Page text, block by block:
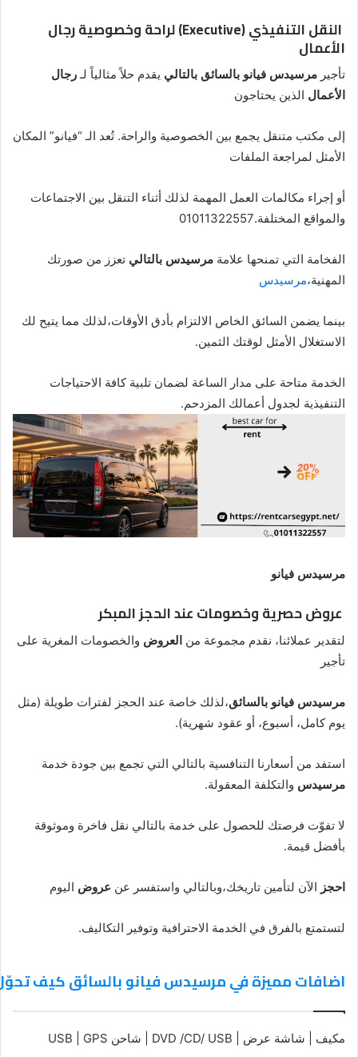
النقل التنفيذي (Executive) لراحة وخصوصية رجال
الأعمال
تأجير مرسيدس فيانو بالسائق بالتالي يقدم حلاً مثالياً لـرجال
الأعمال الذين يحتاجون
إلى مكتب متنقل يجمع بين الخصوصية والراحة. تُعد الـ “فيانو” المكان
الأمثل لمراجعة الملفات
أو إجراء مكالمات العمل المهمة لذلك أثناء التنقل بين الاجتماعات
والمواقع المختلفة.01011322557
الفخامة التي تمنحها علامة مرسيدس بالتالي تعزز من صورتك
المهنية،مرسيدس
بينما يضمن السائق الخاص الالتزام بأدق الأوقات،لذلك مما يتيح لك
الاستغلال الأمثل لوقتك الثمين.
الخدمة متاحة على مدار الساعة لضمان تلبية كافة الاحتياجات
التنفيذية لجدول أعمالك المزدحم.
مرسيدس فيانو
عروض حصرية وخصومات عند الحجز المبكر
لتقدير عملائنا، نقدم مجموعة من العروض والخصومات المغرية على
تأجير
مرسيدس فيانو بالسائق،لذلك خاصة عند الحجز لفترات طويلة (مثل
يوم كامل، أسبوع، أو عقود شهرية).
استفد من أسعارنا التنافسية بالتالي التي تجمع بين جودة خدمة
مرسيدس والتكلفة المعقولة.
لا تفوّت فرصتك للحصول على خدمة بالتالي نقل فاخرة وموثوقة
بأفضل قيمة.
احجز الآن لتأمين تاريخك،وبالتالي واستفسر عن عروض اليوم
لتستمتع بالفرق في الخدمة الاحترافية وتوفير التكاليف.
اضافات مميزة في مرسيدس فيانو بالسائق كيف تحوّل
مكيف | شاشة عرض | DVD /CD/ USB | شاحن USB | GPS